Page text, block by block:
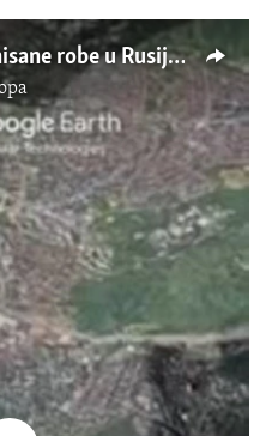
Šema izvoza sankcionisane robe u Rusiju preko srpskih papira